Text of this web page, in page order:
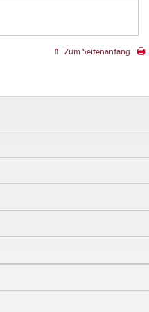
Zum Seitenanfang